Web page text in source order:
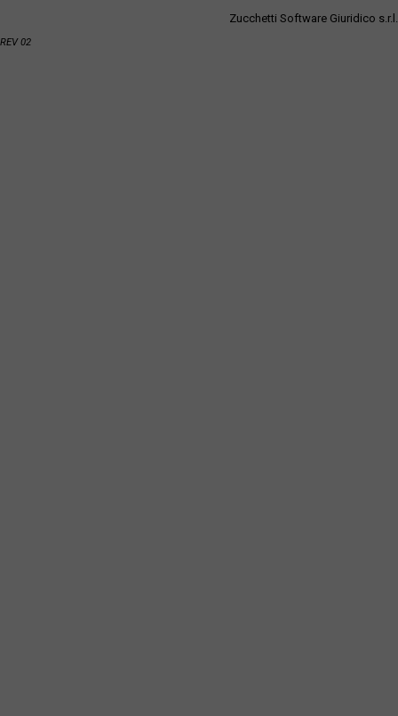
Zucchetti Software Giuridico s.r.l.
REV 02